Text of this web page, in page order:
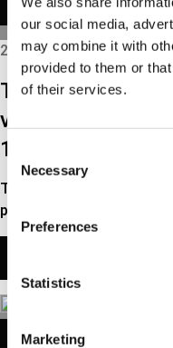
our social media,
may combine it with
provided to them or
of their services.
Selection
Necessary
Preferences
Statistics
Marketing
TECH NEWS
2025
Tillägg till
vid byte av
1.2-motorer
Tidigare i år var vi de
packningskitt 8647
TECH NEWS